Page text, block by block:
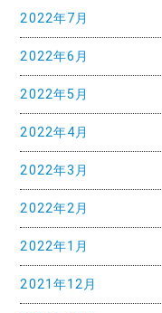
2022年7月
2022年6月
2022年5月
2022年4月
2022年3月
2022年2月
2022年1月
2021年12月